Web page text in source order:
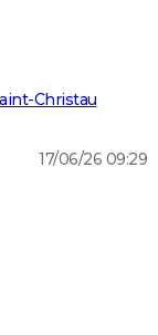
Christau
17/06/26 09:29